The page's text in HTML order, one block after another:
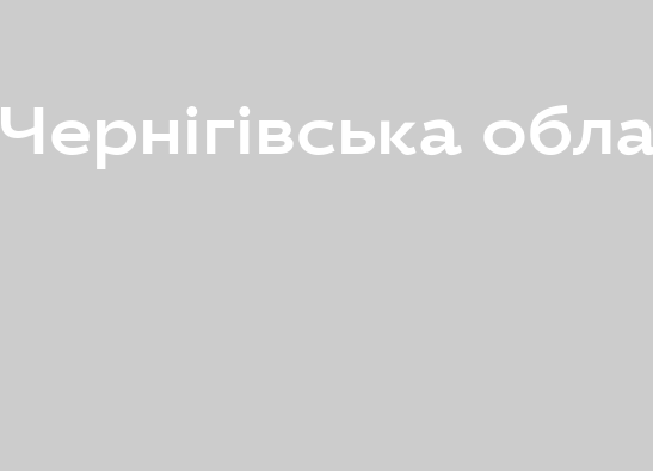
Чернігівська